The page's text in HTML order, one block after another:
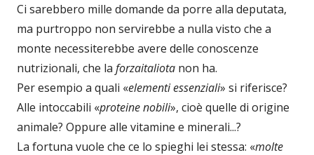
Ci sarebbero mille domande da porre alla deputata,
ma purtroppo non servirebbe a nulla visto che a
monte necessiterebbe avere delle conoscenze
nutrizionali, che la forzaitaliota non ha.
Per esempio a quali «elementi essenziali» si riferisce?
Alle intoccabili «proteine nobili», cioè quelle di origine
animale? Oppure alle vitamine e minerali...?
La fortuna vuole che ce lo spieghi lei stessa: «molte